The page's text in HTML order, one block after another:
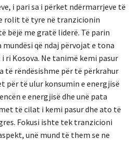
i pari sa i përket ndërmarrjeve të
rolit të tyre në tranzicionin
bëjë me gratë liderë. Të parin
që ndaj përvojat e tona
Kosova. Ne tanimë kemi pasur
të rëndësishme për të përkrahur
për të ulur konsumin e energjisë
e energjisë dhe unë pata
të cilat i kemi pasur dhe ato të
Fokusi ishte tek tranzicioni
unë mund të them se ne